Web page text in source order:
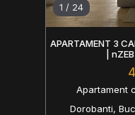
1 / 24
APARTAMENT 3
|
Apartament
Dorobanti,